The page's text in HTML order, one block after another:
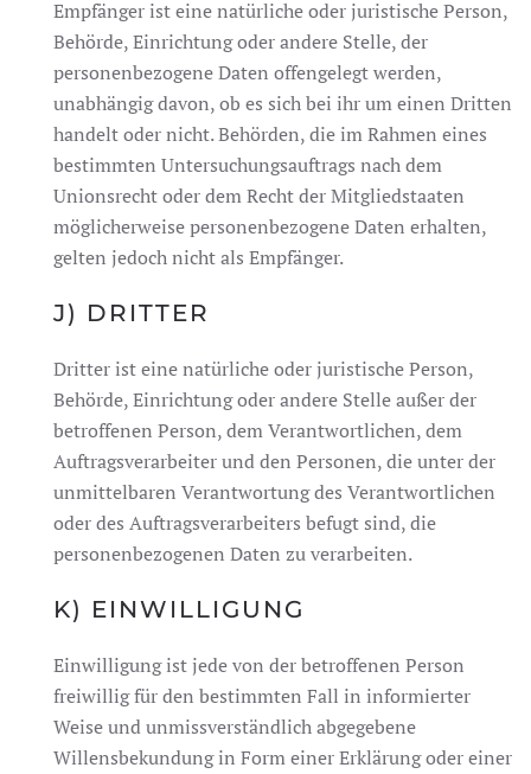
Empfänger ist eine natürliche oder juristische Person,
Behörde, Einrichtung oder andere Stelle, der
personenbezogene Daten offengelegt werden,
unabhängig davon, ob es sich bei ihr um einen Dritten
handelt oder nicht. Behörden, die im Rahmen eines
bestimmten Untersuchungsauftrags nach dem
Unionsrecht oder dem Recht der Mitgliedstaaten
möglicherweise personenbezogene Daten erhalten,
gelten jedoch nicht als Empfänger.
J) DRITTER
Dritter ist eine natürliche oder juristische Person,
Behörde, Einrichtung oder andere Stelle außer der
betroffenen Person, dem Verantwortlichen, dem
Auftragsverarbeiter und den Personen, die unter der
unmittelbaren Verantwortung des Verantwortlichen
oder des Auftragsverarbeiters befugt sind, die
personenbezogenen Daten zu verarbeiten.
K) EINWILLIGUNG
Einwilligung ist jede von der betroffenen Person
freiwillig für den bestimmten Fall in informierter
Weise und unmissverständlich abgegebene
Willensbekundung in Form einer Erklärung oder einer